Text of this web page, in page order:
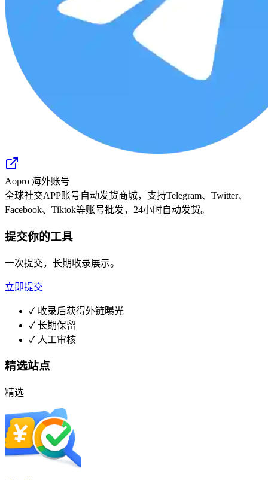
Aopro 海外账号
全球社交APP账号自动发货商城，支持Telegram、Twitter、
Facebook、Tiktok等账号批发，24小时自动发货。
提交你的工具
一次提交，长期收录展示。
立即提交
✓ 收录后获得外链曝光
✓ 长期保留
✓ 人工审核
精选站点
精选